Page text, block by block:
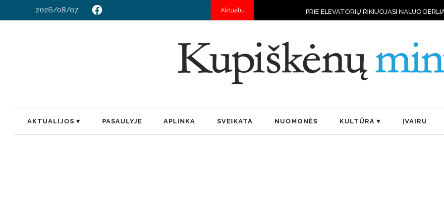
2026/08/07 Aktualu PRIE ELEVATORIŲ RIKIUOJASI NAUJO DERLIAUS VILKSTINĖS
AKTUALIJOS PASAULYJE APLINKA SVEIKATA NUOMONĖS KULTŪRA ĮVAIRU